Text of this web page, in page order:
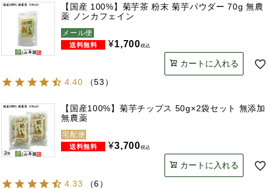
【国産 100%】菊芋茶 粉末 菊芋パウダー 70g 無農
薬 ノンカフェイン
メール便
¥1,700税込
カートに入れる
4.40
（53 ）
【国産100%】菊芋チップス 50g×2袋セット 無添加
無農薬
宅配便
¥3,700税込
カートに入れる
4.33
（6）